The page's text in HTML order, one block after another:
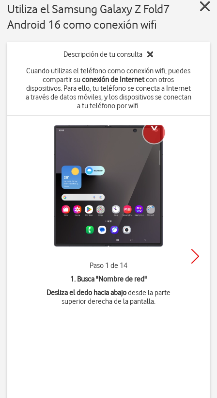
Utiliza el Samsung Galaxy Z Fold7
Android 16 como conexión wifi
Descripción de tu consulta
Cuando utilizas el teléfono como conexión wifi, puedes
compartir suconexión de Internetcon otros
dispositivos. Para ello, tu teléfono se conecta a Internet
a través de datos móviles, y los dispositivos se conectan
a tu teléfono por wifi.
Paso 1 de 14
1. Busca "Nombre de red"
Desliza el dedo hacia abajodesde la parte
superior derecha de la pantalla.